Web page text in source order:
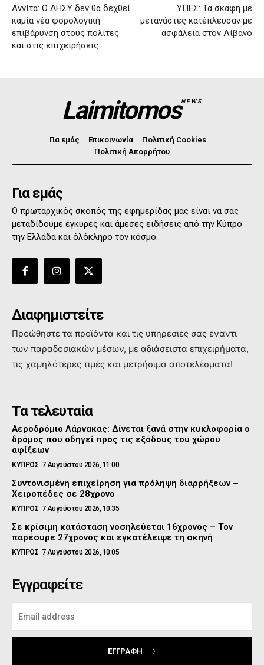
Αννίτα: Ο ΔΗΣΥ δεν θα δεχθεί
καμία νέα φορολογική
επιβάρυνση στους πολίτες
και στις επιχειρήσεις
ΥΠΕΣ: Τα σκάφη με
μετανάστες κατέπλευσαν με
ασφάλεια στον Λίβανο
LaimitomosNEWS
Για εμάς Επικοινωνία
Πολιτική Cookies
Πολιτική Απορρήτου
Για εμάς
Ο πρωταρχικός σκοπός της εφημερίδας μας είναι να σας
μεταδίδουμε έγκυρες και άμεσες ειδήσεις από την Κύπρο
την Ελλάδα και όλόκληρο τον κόσμο.
Διαφημιστείτε
Προώθηστε τα προϊόντα και τις υπηρεσιες σας έναντι
των παραδοσιακών μέσων, με αδιάσειστα επιχειρήματα,
τις χαμηλότερες τιμές και μετρήσιμα αποτελέσματα!
Τα τελευταία
Αεροδρόμιο Λάρνακας: Δίνεται ξανά στην κυκλοφορία ο
δρόμος που οδηγεί προς τις εξόδους του χώρου
αφίξεων
ΚΥΠΡΟΣ 7 Αυγούστου 2026, 11:00
Συντονισμένη επιχείρηση για πρόληψη διαρρήξεων –
Χειροπέδες σε 28χρονο
ΚΥΠΡΟΣ 7 Αυγούστου 2026, 10:35
Σε κρίσιμη κατάσταση νοσηλεύεται 16χρονος – Τον
παρέσυρε 27χρονος και εγκατέλειψε τη σκηνή
ΚΥΠΡΟΣ 7 Αυγούστου 2026, 10:05
Εγγραφείτε
ΕΓΓΡΑΦΉ